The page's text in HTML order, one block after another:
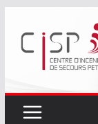
contenu